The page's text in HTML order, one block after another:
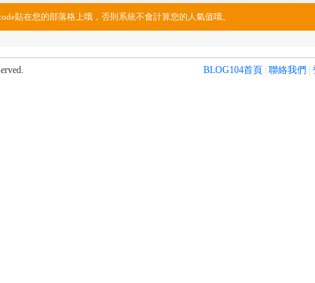
貼在您的部落格上哦，否則系統不會計算您的人氣值哦。
BLOG104首頁 聯絡我們